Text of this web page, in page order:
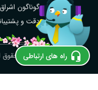
گوناگون
دقت و
© کلیه حقوق
ترجمه رسمی
راه های ارتباطی